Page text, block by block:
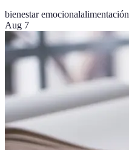
bienestar emocionalalimentación
Aug 7